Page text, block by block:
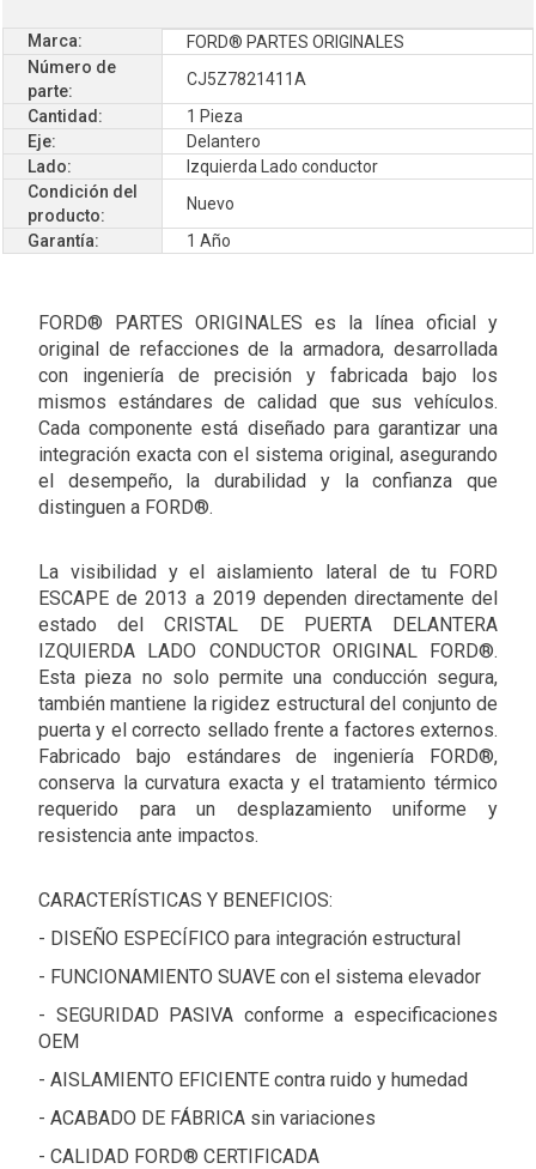
Marca:
FORD® PARTES ORIGINALES
Número de
parte:
CJ5Z7821411A
Cantidad:
1 Pieza
Eje:
Delantero
Lado:
Izquierda Lado conductor
Condición del
producto:
Nuevo
Garantía:
1 Año
FORD® PARTES ORIGINALES es la línea oficial y
original de refacciones de la armadora, desarrollada
con ingeniería de precisión y fabricada bajo los
mismos estándares de calidad que sus vehículos.
Cada componente está diseñado para garantizar una
integración exacta con el sistema original, asegurando
el desempeño, la durabilidad y la confianza que
distinguen a FORD®.
La visibilidad y el aislamiento lateral de tu FORD
ESCAPE de 2013 a 2019 dependen directamente del
estado del CRISTAL DE PUERTA DELANTERA
IZQUIERDA LADO CONDUCTOR ORIGINAL FORD®.
Esta pieza no solo permite una conducción segura,
también mantiene la rigidez estructural del conjunto de
puerta y el correcto sellado frente a factores externos.
Fabricado bajo estándares de ingeniería FORD®,
conserva la curvatura exacta y el tratamiento térmico
requerido para un desplazamiento uniforme y
resistencia ante impactos.
CARACTERÍSTICAS Y BENEFICIOS:
- DISEÑO ESPECÍFICO para integración estructural
- FUNCIONAMIENTO SUAVE con el sistema elevador
- SEGURIDAD PASIVA conforme a especificaciones
OEM
- AISLAMIENTO EFICIENTE contra ruido y humedad
- ACABADO DE FÁBRICA sin variaciones
- CALIDAD FORD® CERTIFICADA